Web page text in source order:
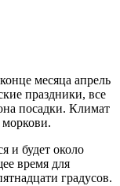
месяца апрель
праздники, все
посадки. Климат
и будет около
время для
градусов.